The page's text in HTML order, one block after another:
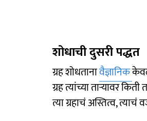
शोधाची दुसरी पद्धत
ग्रह शोधतानावैज्ञानिक
ग्रह त्यांच्या ताऱ्यावर
त्या ग्रहाचं अस्तित्व,